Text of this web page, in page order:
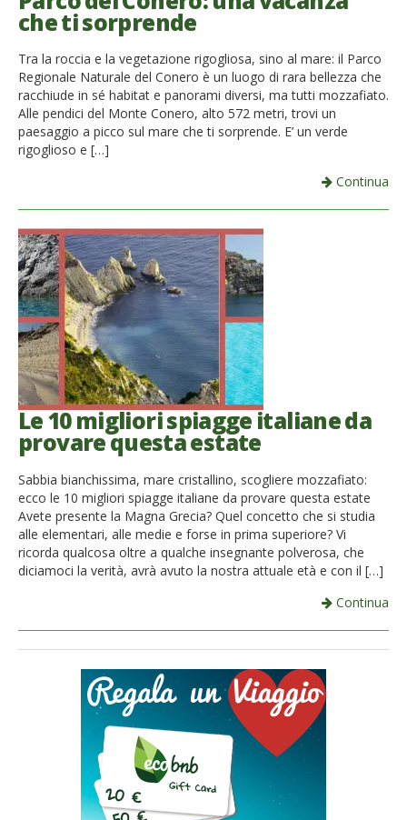
French
Italiano
che ti sorprende
Tra la roccia e la vegetazione rigogliosa, sino al mare: il Parco
Regionale Naturale del Conero è un luogo di rara bellezza che
racchiude in sé habitat e panorami diversi, ma tutti mozzafiato.
Alle pendici del Monte Conero, alto 572 metri, trovi un
paesaggio a picco sul mare che ti sorprende. E’ un verde
rigoglioso e […]
Continua
Le 10 migliori spiagge italiane da
provare questa estate
Sabbia bianchissima, mare cristallino, scogliere mozzafiato:
ecco le 10 migliori spiagge italiane da provare questa estate
Avete presente la Magna Grecia? Quel concetto che si studia
alle elementari, alle medie e forse in prima superiore? Vi
ricorda qualcosa oltre a qualche insegnante polverosa, che
diciamoci la verità, avrà avuto la nostra attuale età e con il […]
Continua